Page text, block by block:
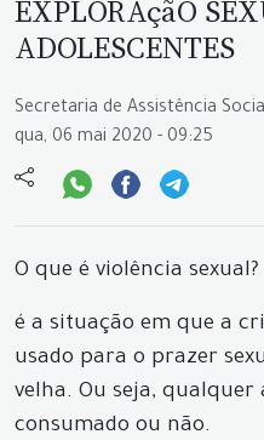
EXPLORAçãO
ADOLESCENTES
Secretaria de Assistência
qua, 06 mai 2020 - 09:25
O que é violência sexual?
é a situação em que a
usado para o prazer
velha. Ou seja, qualquer
consumado ou não.